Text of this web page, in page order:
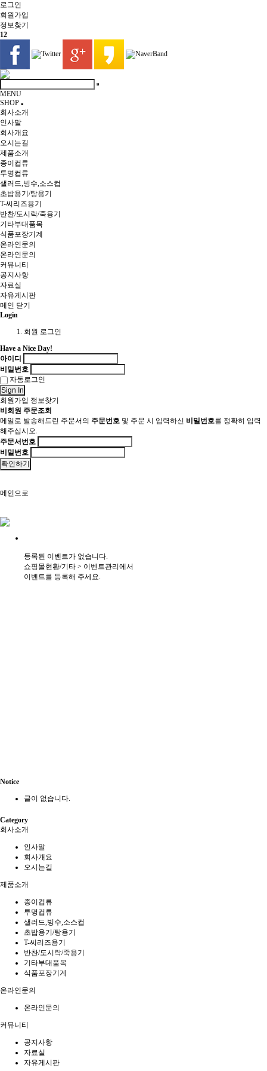
로그인
회원 가입
정보찾기
12
MENU
SHOP
회사소개
인사말
회사개요
오시는길
제품소개
종이컵류
투명컵류
샐러드,빙수,소스컵
초밥용기/탕용기
T-씨리즈용기
반찬/도시락/죽용기
기타부대품목
식품포장기계
온라인문의
온라인문의
커뮤니티
공지사항
자료실
자유게시판
메인 닫기
Login
회원 로그인
Have a Nice Day!
아이디
비밀번호
자동로그인
Sign In
회원가입 정보찾기
비회원 주문조회
메일로 발송해드린 주문서의 주문번호 및 주문 시 입력하신 비밀번호를 정확히 입력
해주십시오.
주문서번호
비밀번호
확인하기
메인으로
등록된 이벤트가 없습니다.
쇼핑몰현황/기타 > 이벤트관리에서
이벤트를 등록해 주세요.
Notice
글이 없습니다.
Category
회사소개
인사말
회사개요
오시는길
제품소개
종이컵류
투명컵류
샐러드,빙수,소스컵
초밥용기/탕용기
T-씨리즈용기
반찬/도시락/죽용기
기타부대품목
식품포장기계
온라인문의
온라인문의
커뮤니티
공지사항
자료실
자유게시판